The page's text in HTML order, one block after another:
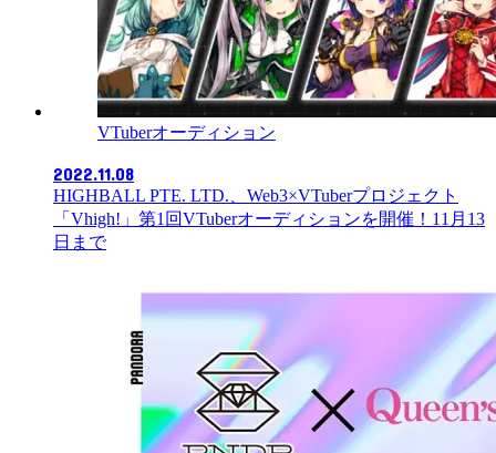
VTuberオーディション
2022.11.08
HIGHBALL PTE. LTD.、Web3×VTuberプロジェクト
「Vhigh!」第1回VTuberオーディションを開催！11月13
日まで